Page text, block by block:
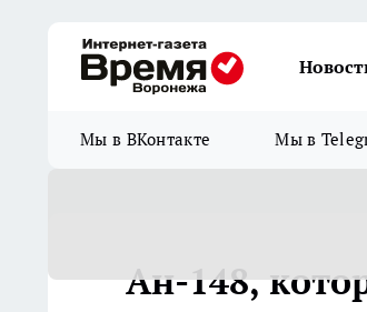
Мы в ВКонтакте Мы в
Ан-148,